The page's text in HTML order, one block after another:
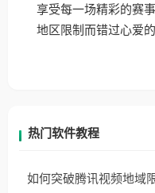
享受每一场精彩的赛
地区限制而错过心爱的
热门软件教程
如何突破腾讯视频地域